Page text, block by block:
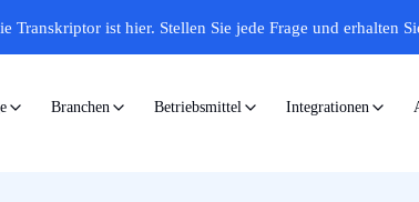
Transkriptor ist hier. Stellen Sie jede Frage und erhalten
Branchen Betriebsmittel Integrationen